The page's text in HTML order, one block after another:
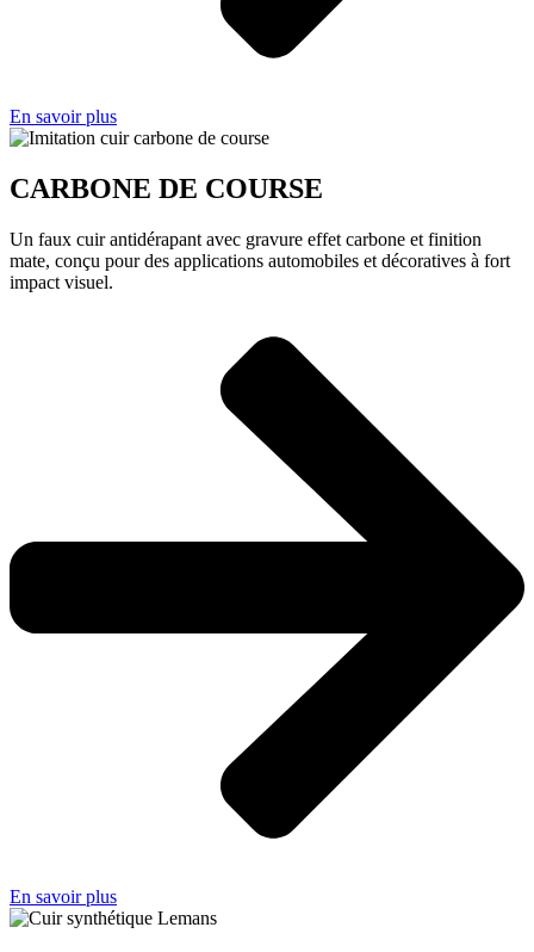
En savoir plus
CARBONE DE COURSE
Un faux cuir antidérapant avec gravure effet carbone et finition
mate, conçu pour des applications automobiles et décoratives à fort
impact visuel.
En savoir plus